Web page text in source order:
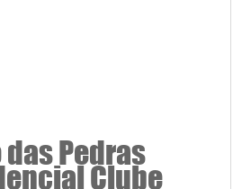
das Pedras
Clube